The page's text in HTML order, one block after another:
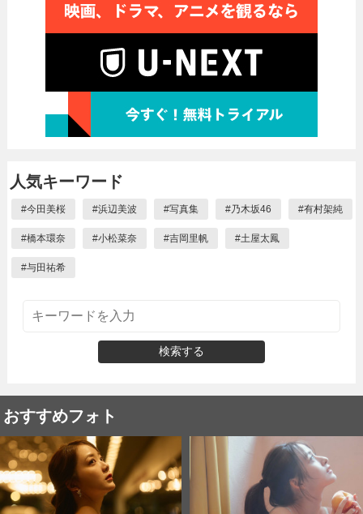
人気キーワード
#今田美桜 #浜辺美波 #写真集 #乃木坂46 #有村架純
#橋本環奈 #小松菜奈 #吉岡里帆 #土屋太鳳
#与田祐希
検索する
おすすめフォト